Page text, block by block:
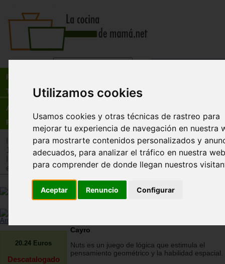
Utilizamos cookies
Usamos cookies y otras técnicas de rastreo para
mejorar tu experiencia de navegación en nuestra
para mostrarte contenidos personalizados y
adecuados, para analizar el tráfico en nuestra
para comprender de donde llegan nuestros
Aceptar Renuncio Configurar
Recetas
Tienda
Actualidad
Registro
>Tienda>Juguetes infantiles>Juguetes por edad>
12 años
Juguetes infantiles
estimulación intelectual y memoria
Ampliar imagen
20.24 Euros
Descatalogado
Nuts. Juego de lógica
Cayro
Nuts es un juego de lógica que estimula el
pensamiento geométrico y la habilidad espacial.